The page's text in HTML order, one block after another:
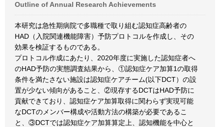
Outline of Annual Research Achievements
本研究は急性期病院で多職種で取り組む認知症高齢者の
HAD（入院関連機能障害）予防プロトコルを作成し、その
効果を検証するものである。
プロトコル作成にあたり、2020年度に実施した認知症者へ
のHAD予防の実態調査結果から、①認知症ケア加算1の取得
条件を満たさない施設は認知症ケアチーム(以下DCT）の設
置が少ない傾向があること、②現存するDCTはHAD予防に
貢献できており、認知症ケア加算取得に関わらず実現可能
なDCTのメンバー構成や活動方法の構築が必要であるこ
と、③DCTでは認知症ケア加算算定上、認知機能を中心と